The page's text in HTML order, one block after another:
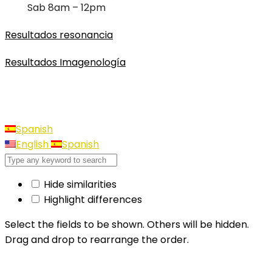
Sab 8am – 12pm
Resultados resonancia
Resultados Imagenología
Spanish
English
Spanish
Hide similarities
Highlight differences
Select the fields to be shown. Others will be hidden.
Drag and drop to rearrange the order.